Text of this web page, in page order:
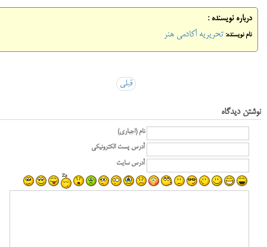
درباره نویسنده :
نام نویسنده: تحریریه آکادمی هنر
قبلی
نوشتن دیدگاه
نام (اجباری)
آدرس پست الکترونیکی
آدرس سایت